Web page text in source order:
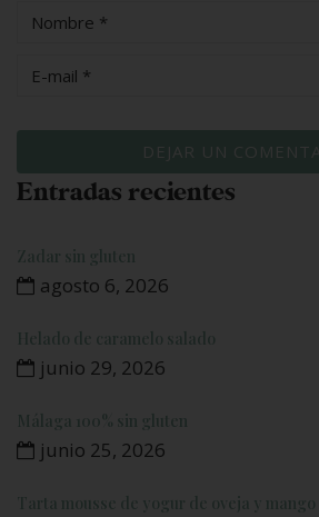
Entradas recientes
Zadar sin gluten
agosto 6, 2026
Helado de caramelo salado
junio 29, 2026
Málaga 100% sin gluten
junio 25, 2026
Tarta mousse de yogur de oveja y mango